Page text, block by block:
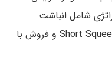
شامل انباشت
پوزیشن‌های معاملاتی قبل از وقوع Short Squeeze و فروش با